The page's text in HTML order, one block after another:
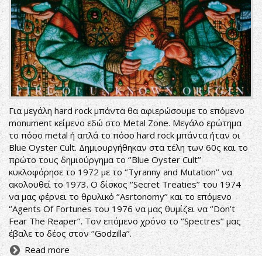
Για μεγάλη hard rock μπάντα θα αφιερώσουμε το επόμενο
monument κείμενο εδώ στο Metal Zone. Μεγάλο ερώτημα
το πόσο metal ή απλά το πόσο hard rock μπάντα ήταν οι
Blue Oyster Cult. Δημιουργήθηκαν στα τέλη των 60ς και το
πρώτο τους δημιούργημα το ‘’Blue Oyster Cult’’
κυκλοφόρησε το 1972 με το ‘’Tyranny and Mutation’’ να
ακολουθεί το 1973. Ο δίσκος ‘’Secret Treaties’’ του 1974
να μας φέρνει το θρυλικό ‘’Asrtonomy’’ και το επόμενο
‘’Agents Of Fortunes του 1976 να μας θυμίζει να ‘’Don’t
Fear The Reaper’’. Τον επόμενο χρόνο το ‘’Spectres’’ μας
έβαλε το δέος στον ‘’Godzilla’’.
Read more